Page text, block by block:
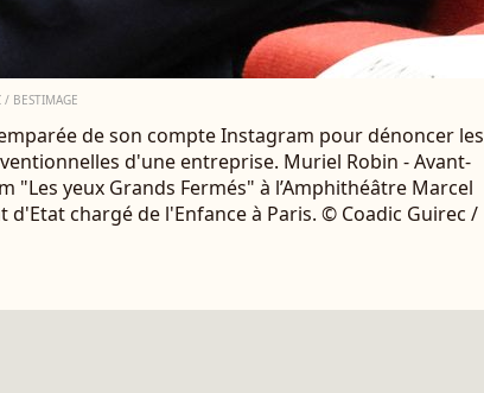
BESTIMAGE
de son compte Instagram pour dénoncer les
d'une entreprise. Muriel Robin - Avant-
"Les yeux Grands Fermés" à l’Amphithéâtre Marcel
d'Etat chargé de l'Enfance à Paris. © Coadic Guirec /